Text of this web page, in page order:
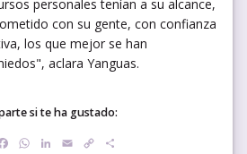
personales tenían a su alcance,
con su gente, con confianza
los que mejor se han
aclara Yanguas.
si te ha gustado:
Facebook
WhatsApp
LinkedIn
EmailCopy